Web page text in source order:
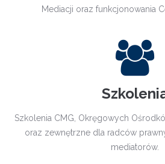
Mediacji oraz funkcjonowania
Szkolenia CMG, Okręgowych
oraz zewnętrzne dla radców
mediatorów.